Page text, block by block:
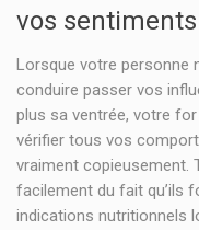
vos sentiments
Lorsque votre personne
conduire passer vos
plus sa ventrée, votre
vérifier tous vos
vraiment copieusement.
facilement du fait qu’ils
indications nutritionnels